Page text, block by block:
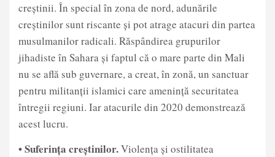
creștinii. În special în zona de nord, adunările
creștinilor sunt riscante și pot atrage atacuri din partea
musulmanilor radicali. Răspândirea grupurilor
jihadiste în Sahara și faptul că o mare parte din Mali
nu se află sub guvernare, a creat, în zonă, un sanctuar
pentru militanții islamici care amenință securitatea
întregii regiuni. Iar atacurile din 2020 demonstrează
acest lucru.
• Suferința creștinilor.Violența și ostilitatea